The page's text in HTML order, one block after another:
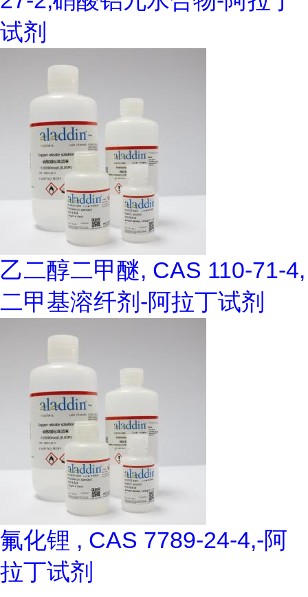
试剂
乙二醇二甲醚, CAS 110-71-4,
二甲基溶纤剂-阿拉丁试剂
氟化锂 , CAS 7789-24-4,-阿
拉丁试剂